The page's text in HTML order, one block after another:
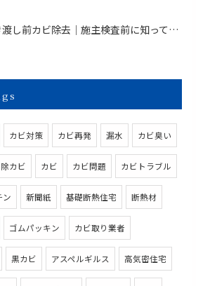
木材含水率と引き渡し前カビ除去｜施主検査前に知っておきたい原因・対策・
カビ対策 カビ再発 漏水 カビ臭い
除カビ カビ カビ問題 カビトラブル
ン 新聞紙 基礎断熱住宅 断熱材
ゴムパッキン カビ取り業者
黒カビ アスペルギルス 高気密住宅